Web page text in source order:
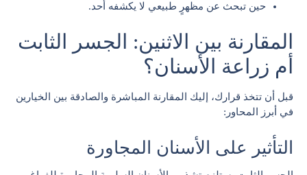
حين تبحث عن مظهرٍ طبيعي لا يكشفه أحد.
المقارنة بين الاثنين: الجسر الثابت
أم زراعة الأسنان؟
قبل أن تتخذ قرارك، إليك المقارنة المباشرة والصادقة بين الخيارين
في أبرز المحاور:
التأثير على الأسنان المجاورة